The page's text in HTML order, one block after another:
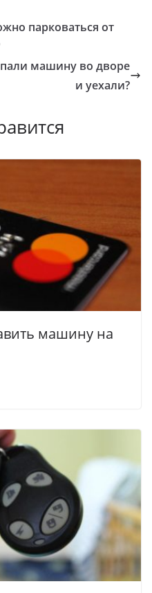
парковаться от
машину во дворе
и уехали?
машину на